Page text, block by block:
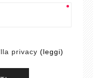
privacy (leggi)